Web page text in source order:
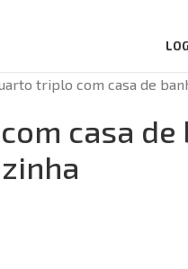
triplo com casa de
casa de